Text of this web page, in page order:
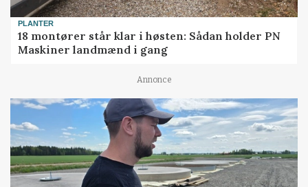
PLANTER
18 montører står klar i høsten: Sådan holder PN
Maskiner landmænd i gang
Annonce